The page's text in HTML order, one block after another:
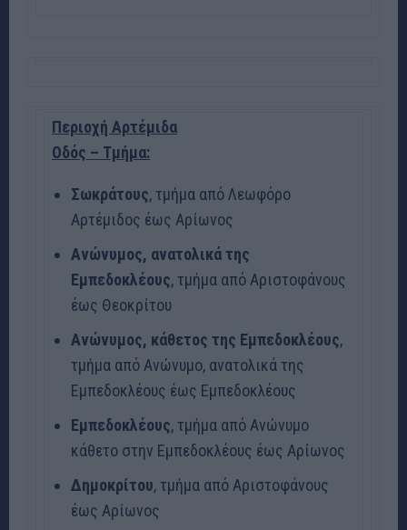
Περιοχή Αρτέμιδα
Οδός – Τμήμα:
Σωκράτους, τμήμα από Λεωφόρο
Αρτέμιδος έως Αρίωνος
Ανώνυμος, ανατολικά της
Εμπεδοκλέους, τμήμα από Αριστοφάνους
έως Θεοκρίτου
Ανώνυμος, κάθετος της Εμπεδοκλέους,
τμήμα από Ανώνυμο, ανατολικά της
Εμπεδοκλέους έως Εμπεδοκλέους
Εμπεδοκλέους, τμήμα από Ανώνυμο
κάθετο στην Εμπεδοκλέους έως Αρίωνος
Δημοκρίτου, τμήμα από Αριστοφάνους
έως Αρίωνος